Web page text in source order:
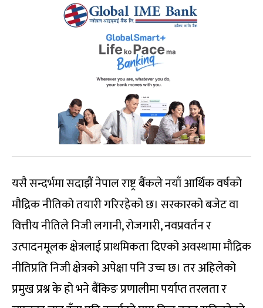
यसै सन्दर्भमा सदाझैं नेपाल राष्ट्र बैंकले नयाँ आर्थिक वर्षको
मौद्रिक नीतिको तयारी गरिरहेको छ। सरकारको बजेट वा
वित्तीय नीतिले निजी लगानी, रोजगारी, नवप्रवर्तन र
उत्पादनमूलक क्षेत्रलाई प्राथमिकता दिएको अवस्थामा मौद्रिक
नीतिप्रति निजी क्षेत्रको अपेक्षा पनि उच्च छ। तर अहिलेको
प्रमुख प्रश्न के हो भने बैंकिङ प्रणालीमा पर्याप्त तरलता र